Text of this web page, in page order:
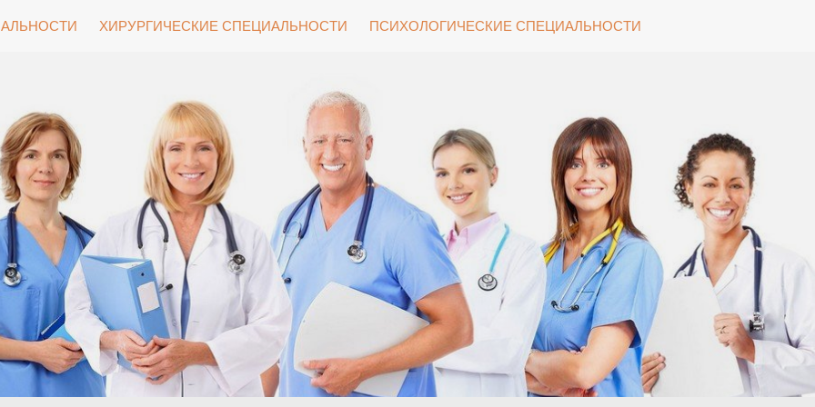
ХИРУРГИЧЕСКИЕ СПЕЦИАЛЬНОСТИ ПСИХОЛОГИЧЕСКИЕ СПЕЦИАЛЬНОСТИ